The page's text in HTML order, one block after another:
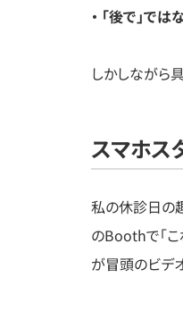
・ 「後で」で
しかしながら
スマホス
私の休診日の
のBoothで「
が冒頭のビデ